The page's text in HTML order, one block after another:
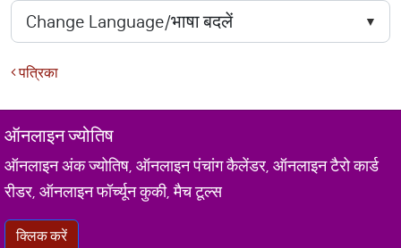
पत्रिका
ऑनलाइन ज्योतिष
ऑनलाइन अंक ज्योतिष, ऑनलाइन पंचांग कैलेंडर, ऑनलाइन टैरो कार्ड
रीडर, ऑनलाइन फॉर्च्यून कुकी, मैच टूल्स
क्लिक करें